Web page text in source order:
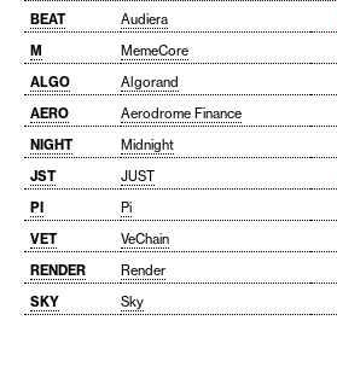
BEAT Audiera
M
MemeCore
ALGO
Algorand
AERO
Aerodrome Finance
NIGHT
Midnight
JST
JUST
PI
Pi
VET
VeChain
RENDER
Render
SKY
Sky